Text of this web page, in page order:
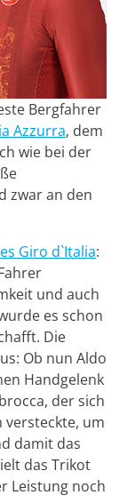
Bergfahrer
Azzurra, dem
wie bei der
zwar an den
Giro d`Italia:
und auch
es schon
Die
Ob nun Aldo
Handgelenk
der sich
versteckte, um
damit das
das Trikot
Leistung noch